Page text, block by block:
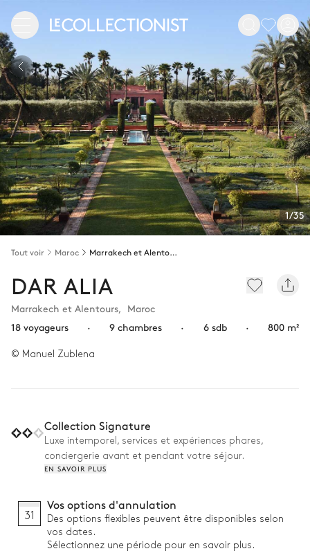
1/35
Tout voir Maroc Marrakech et Alentours
DAR ALIA
Marrakech et Alentours, Maroc
18 voyageurs
· 9 chambres · 6 sdb · 800 m²
© Manuel Zublena
Collection Signature
Luxe intemporel, services et expériences phares,
conciergerie avant et pendant votre séjour.
EN SAVOIR PLUS
31
Vos options d'annulation
Des options flexibles peuvent être disponibles selon
vos dates.
Sélectionnez une période pour en savoir plus.